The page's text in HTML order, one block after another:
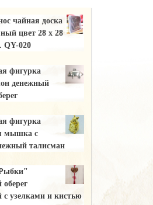
чайная доска
цвет 28 х 28
QY-020
фигурка
денежный
фигурка
мышка с
талисман
с узелками и кистью